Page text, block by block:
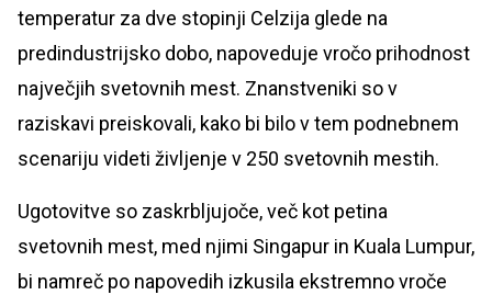
temperatur za dve stopinji Celzija glede na
predindustrijsko dobo, napoveduje vročo prihodnost
največjih svetovnih mest. Znanstveniki so v
raziskavi preiskovali, kako bi bilo v tem podnebnem
scenariju videti življenje v 250 svetovnih mestih.
Ugotovitve so zaskrbljujoče, več kot petina
svetovnih mest, med njimi Singapur in Kuala Lumpur,
bi namreč po napovedih izkusila ekstremno vroče